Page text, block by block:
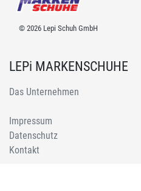
© 2026 Lepi Schuh GmbH
LEPi MARKENSCHUHE
Das Unternehmen
Impressum
Datenschutz
Kontakt